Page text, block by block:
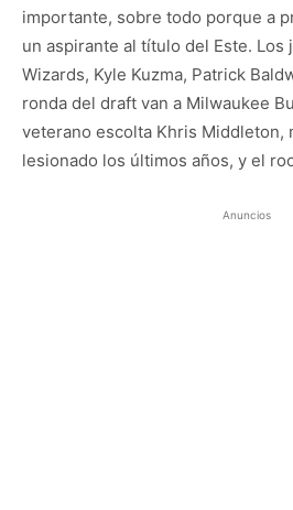
importante, sobre todo porque a
un aspirante al título del Este. Los
Wizards, Kyle Kuzma, Patrick
ronda del draft van a Milwaukee
veterano escolta Khris Middleton,
lesionado los últimos años, y el
Anuncios